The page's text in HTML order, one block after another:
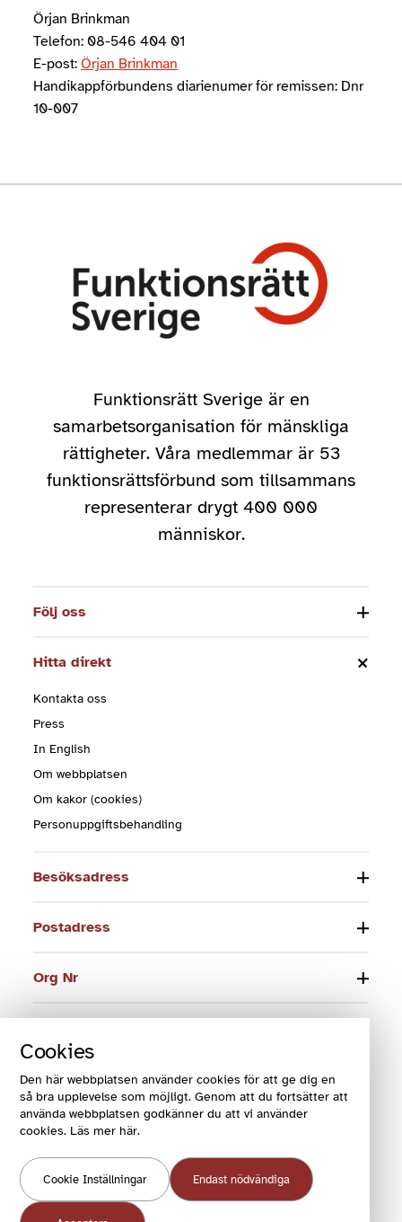
Cookies
Den här webbplatsen använder cookies för att ge dig en
så bra upplevelse som möjligt. Genom att du fortsätter att
använda webbplatsen godkänner du att vi använder
cookies. Läs mer här.
Cookie Inställningar Endast nödvändiga
Örjan Brinkman
Telefon: 08-546 404 01
E-post: Örjan Brinkman
Handikappförbundens diarienumer för remissen: Dnr
10-007
Funktionsrätt Sverige är en
samarbetsorganisation för mänskliga
rättigheter. Våra medlemmar är 53
funktionsrättsförbund som tillsammans
representerar drygt 400 000
människor.
Följ oss
Hitta direkt
Kontakta oss
Press
In English
Om webbplatsen
Om kakor (cookies)
Personuppgiftsbehandling
Besöksadress
Postadress
Org Nr
E-post
© 2024 Funktionsrätt Sverige
COOKIES OCH VILLKOR
COOKIEINSTÄLLNINGAR